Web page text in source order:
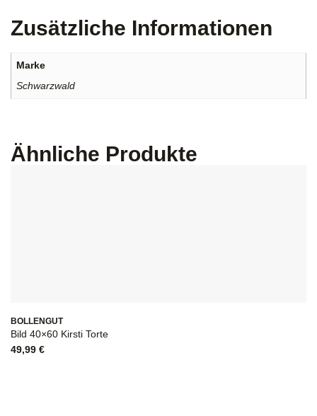
Zusätzliche Informationen
Marke
Schwarzwald
Ähnliche Produkte
BOLLENGUT
Bild 40×60 Kirsti Torte
49,99 €